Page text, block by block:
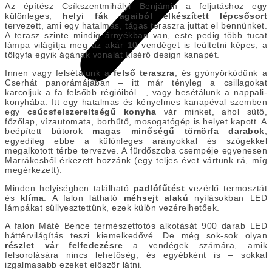
Az építész Csíkszentmihályi Benjámin a feljutáshoz egy
különleges, helyi fák ágaiból elkészített lépcsősort
tervezett, ami egy hatalmas, tágas teraszra juttat el bennünket.
A terasz szinte mindig árnyékban van, este pedig több tucat
lámpa világítja meg az akár 10 vendéget is leültetni képes, a
tölgyfa egyik ágának vonalát kísérő design kanapét.
Innen vagy felsétálunk afelső teraszra , és gyönyörködünk a
Cserhát panorámájában – itt már tényleg a csillagokat
karcoljuk a fa felsőbb régióiból –, vagy besétálunk a nappali-
konyhába. Itt egy hatalmas és kényelmes kanapéval szemben
egy csúcsfelszereltségű konyha vár minket, ahol sütő,
főzőlap, vízautomata, borhűtő, mosogatógép is helyet kapott. A
beépített bútorok magas minőségű tömörfa darabok
egyedileg ebbe a különleges arányokkal és szögekkel
megalkotott térbe tervezve. A fürdőszoba csempéje egyenesen
Marrákesből érkezett hozzánk (egy teljes évet vártunk rá, míg
megérkezett).
Minden helyiségben található padlófűtést vezérlő termosztát
és klíma . A falon látható méhsejt alakú nyílásokban LED
lámpákat süllyesztettünk, ezek külön vezérelhetőek.
A falon Máté Bence természetfotós alkotását 900 darab LED
háttérvilágítás teszi kiemelkedővé. De még sok-sok olyan
részlet vár felfedezésre a vendégek számára, amik
felsorolására nincs lehetőség, és egyébként is – sokkal
izgalmasabb ezeket először látni.